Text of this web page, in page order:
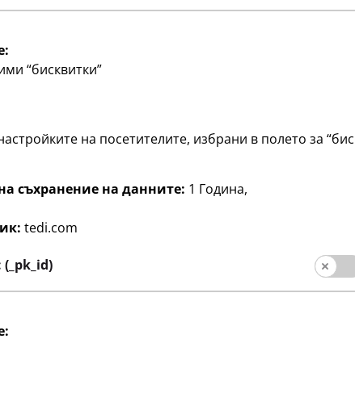
Майсторене
прибл. 100 г, различни
“бисквитки”
на посетителите, избрани в полето за
съхранение на данните: 1 Година,
tedi.com